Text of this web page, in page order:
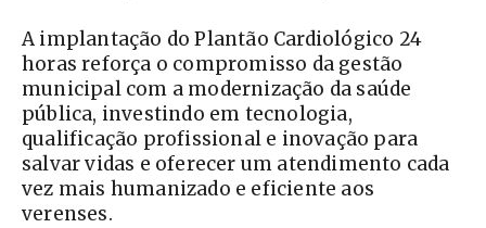
A implantação do Plantão Cardiológico 24
horas reforça o compromisso da gestão
municipal com a modernização da saúde
pública, investindo em tecnologia,
qualificação profissional e inovação para
salvar vidas e oferecer um atendimento cada
vez mais humanizado e eficiente aos
verenses.